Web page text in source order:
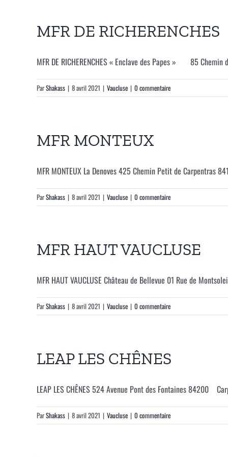
MFR DE RICHERENCHES
MFR DE RICHERENCHES « Enclave des Papes » 85 Chemin
ParShakass | 8 avril 2021 | Vaucluse | 0 commentaire
MFR MONTEUX
MFR MONTEUX La Denoves 425 Chemin Petit de Carpentras
ParShakass | 8 avril 2021 | Vaucluse | 0 commentaire
MFR HAUT VAUCLUSE
MFR HAUT VAUCLUSE Château de Bellevue 01 Rue de
ParShakass | 8 avril 2021 | Vaucluse | 0 commentaire
LEAP LES CHÊNES
LEAP LES CHÊNES 524 Avenue Pont des Fontaines 84200
ParShakass | 8 avril 2021 | Vaucluse | 0 commentaire